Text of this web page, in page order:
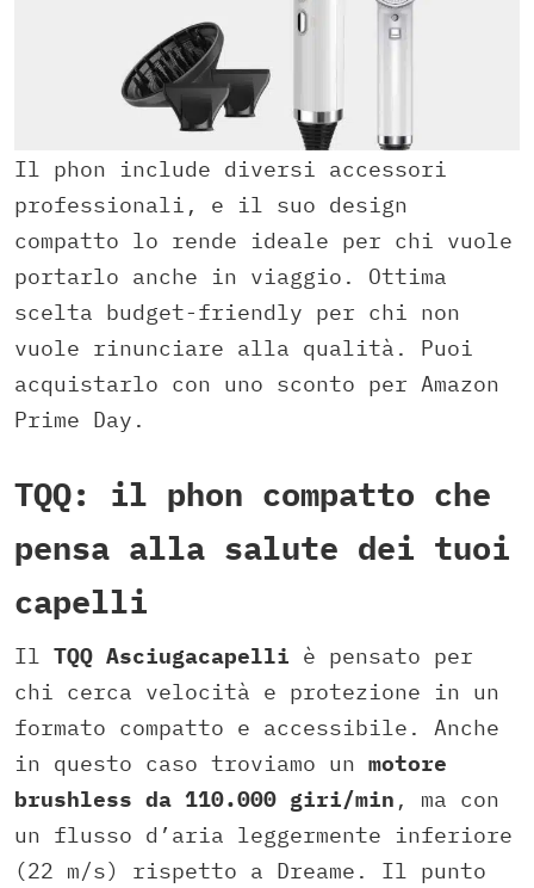
Il phon include diversi accessori
professionali, e il suo design
compatto lo rende ideale per chi vuole
portarlo anche in viaggio. Ottima
scelta budget-friendly per chi non
vuole rinunciare alla qualità. Puoi
acquistarlo con uno sconto per Amazon
Prime Day.
TQQ: il phon compatto che
pensa alla salute dei tuoi
capelli
Il TQQ Asciugacapelli è pensato per
chi cerca velocità e protezione in un
formato compatto e accessibile. Anche
in questo caso troviamo un motore
brushless da 110.000 giri/min , ma con
un flusso d’aria leggermente inferiore
(22 m/s) rispetto a Dreame. Il punto